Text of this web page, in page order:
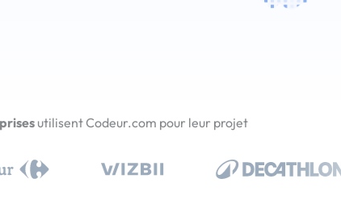
utilisent Codeur.com pour leur projet